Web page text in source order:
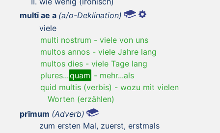
multī ae a (a/o-Deklination)
viele
multi nostrum - viele von uns
multos annos - viele Jahre lang
multos dies - viele Tage lang
plures...quam - mehr...als
quid multis (verbis) - wozu mit vielen
Worten (erzählen)
prīmum (Adverb)
zum ersten Mal, zuerst, erstmals